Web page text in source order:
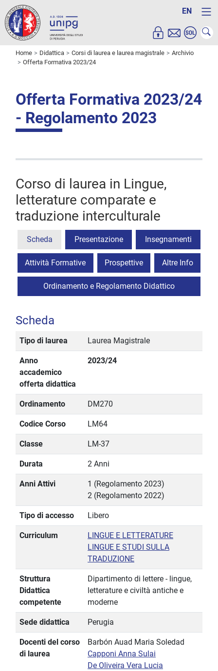
EN
Home Didattica Corsi di laurea e laurea magistrale
Archivio
Offerta Formativa 2023/24
Offerta Formativa 2023/24
- Regolamento 2023
Corso di laurea in Lingue,
letterature comparate e
traduzione interculturale
Scheda Presentazione Insegnamenti
Attività Formative Prospettive Altre Info
Ordinamento e Regolamento Didattico
Scheda
Tipo di laurea Laurea Magistrale
Anno
accademico
offerta didattica
2023/24
Ordinamento DM270
Codice Corso LM64
Classe LM-37
Durata 2 Anni
Anni Attivi
1 (Regolamento 2023)
2 (Regolamento 2022)
Tipo di accesso Libero
Curriculum
LINGUE E LETTERATURE
LINGUE E STUDI SULLA
TRADUZIONE
Struttura
Didattica
competente
Dipartimento di lettere - lingue,
letterature e civiltà antiche e
moderne
Sede didattica Perugia
Docenti del corso
di laurea
Barbón Auad Maria Soledad
Capponi Anna Sulai
De Oliveira Vera Lucia